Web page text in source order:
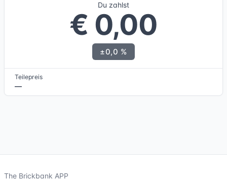
Du zahlst
€ 0,00
±0,0 %
Teilepreis
—
The Brickbank APP